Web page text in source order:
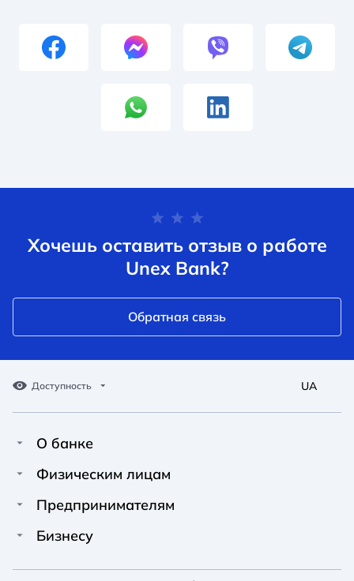
Хочешь оставить отзыв о работе
Unex Bank?
Обратная связь
Доступность
A A
Обычный
A A
Средний
A A
Большой
A A A A
UA
О банке
Про Unex Bank
Физическим лицам
Кредиты
Предпринимателям
Финансирование
Бизнесу